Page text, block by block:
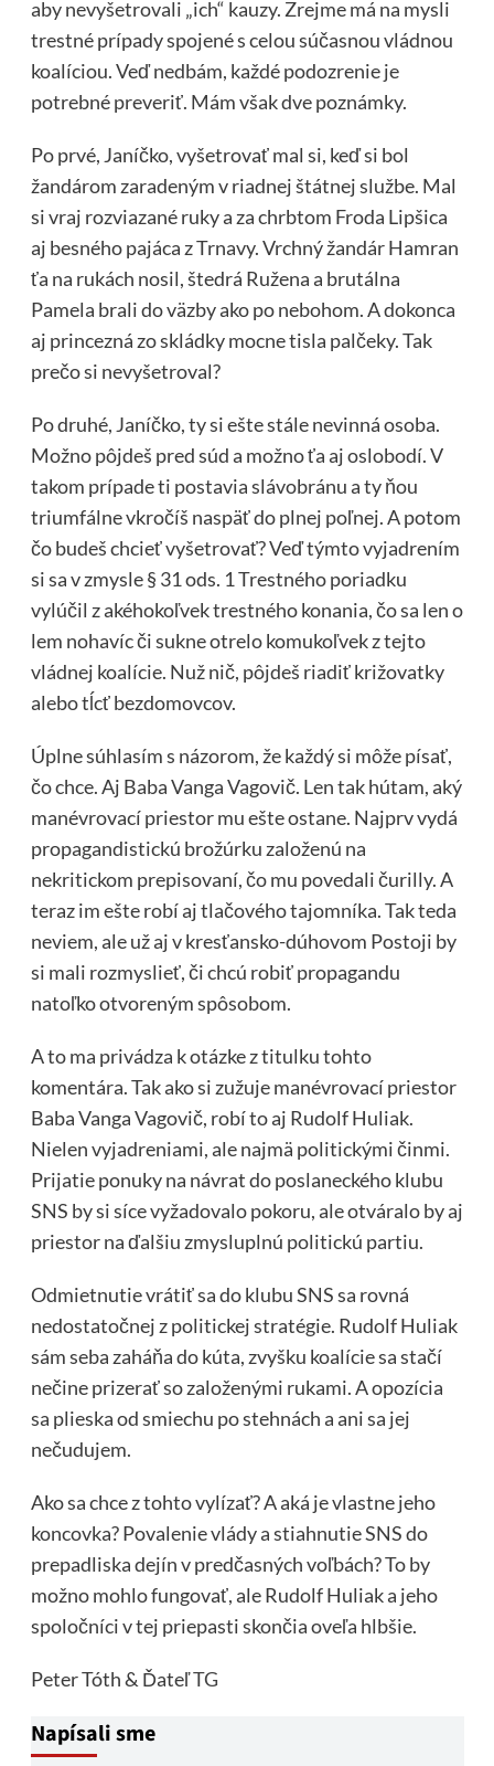
aby nevyšetrovali „ich“ kauzy. Zrejme má na mysli
trestné prípady spojené s celou súčasnou vládnou
koalíciou. Veď nedbám, každé podozrenie je
potrebné preveriť. Mám však dve poznámky.
Po prvé, Janíčko, vyšetrovať mal si, keď si bol
žandárom zaradeným v riadnej štátnej službe. Mal
si vraj rozviazané ruky a za chrbtom Froda Lipšica
aj besného pajáca z Trnavy. Vrchný žandár Hamran
ťa na rukách nosil, štedrá Ružena a brutálna
Pamela brali do väzby ako po nebohom. A dokonca
aj princezná zo skládky mocne tisla palčeky. Tak
prečo si nevyšetroval?
Po druhé, Janíčko, ty si ešte stále nevinná osoba.
Možno pôjdeš pred súd a možno ťa aj oslobodí. V
takom prípade ti postavia slávobránu a ty ňou
triumfálne vkročíš naspäť do plnej poľnej. A potom
čo budeš chcieť vyšetrovať? Veď týmto vyjadrením
si sa v zmysle § 31 ods. 1 Trestného poriadku
vylúčil z akéhokoľvek trestného konania, čo sa len o
lem nohavíc či sukne otrelo komukoľvek z tejto
vládnej koalície. Nuž nič, pôjdeš riadiť križovatky
alebo tĺcť bezdomovcov.
Úplne súhlasím s názorom, že každý si môže písať,
čo chce. Aj Baba Vanga Vagovič. Len tak hútam, aký
manévrovací priestor mu ešte ostane. Najprv vydá
propagandistickú brožúrku založenú na
nekritickom prepisovaní, čo mu povedali čurilly. A
teraz im ešte robí aj tlačového tajomníka. Tak teda
neviem, ale už aj v kresťansko-dúhovom Postoji by
si mali rozmyslieť, či chcú robiť propagandu
natoľko otvoreným spôsobom.
A to ma privádza k otázke z titulku tohto
komentára. Tak ako si zužuje manévrovací priestor
Baba Vanga Vagovič, robí to aj Rudolf Huliak.
Nielen vyjadreniami, ale najmä politickými činmi.
Prijatie ponuky na návrat do poslaneckého klubu
SNS by si síce vyžadovalo pokoru, ale otváralo by aj
priestor na ďalšiu zmysluplnú politickú partiu.
Odmietnutie vrátiť sa do klubu SNS sa rovná
nedostatočnej z politickej stratégie. Rudolf Huliak
sám seba zaháňa do kúta, zvyšku koalície sa stačí
nečine prizerať so založenými rukami. A opozícia
sa plieska od smiechu po stehnách a ani sa jej
nečudujem.
Ako sa chce z tohto vylízať? A aká je vlastne jeho
koncovka? Povalenie vlády a stiahnutie SNS do
prepadliska dejín v predčasných voľbách? To by
možno mohlo fungovať, ale Rudolf Huliak a jeho
spoločníci v tej priepasti skončia oveľa hlbšie.
Peter Tóth & ĎateľTG
Napísali sme